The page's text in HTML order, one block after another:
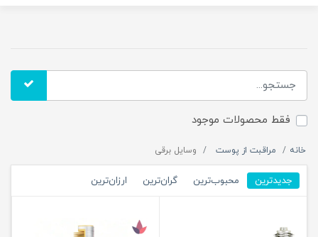
فقط محصولات موجود
خانه مراقبت از پوست وسایل برقی
جدیدترین محبوب‌ترین گران‌ترین ارزان‌ترین